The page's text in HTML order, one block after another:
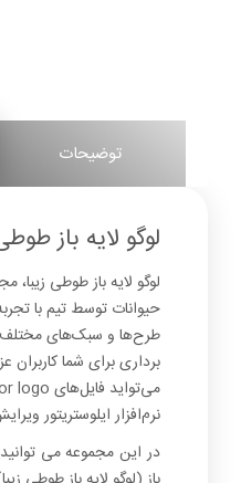
توضیحات
لوگو لایه باز
لوگو لایه باز طوطی زیبا،
حیوانات توسط تیم با
طرح‌ها و سبک‌های مختلف
برداری برای شما کاربران
نرم‌افزار ایلوستریتور
در این مجموعه می